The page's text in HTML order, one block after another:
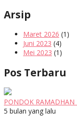
Arsip
Maret 2026 (1)
Juni 2023 (4)
Mei 2023 (1)
Pos Terbaru
PONDOK RAMADHAN
5 bulan yang lalu